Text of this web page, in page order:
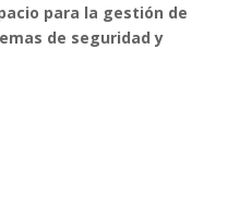
para la gestión de
de seguridad y